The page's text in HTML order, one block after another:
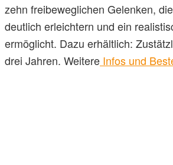
zehn freibeweglichen Gelenken,
deutlich erleichtern und ein
ermöglicht. Dazu erhältlich:
drei Jahren. Weitere Infos und